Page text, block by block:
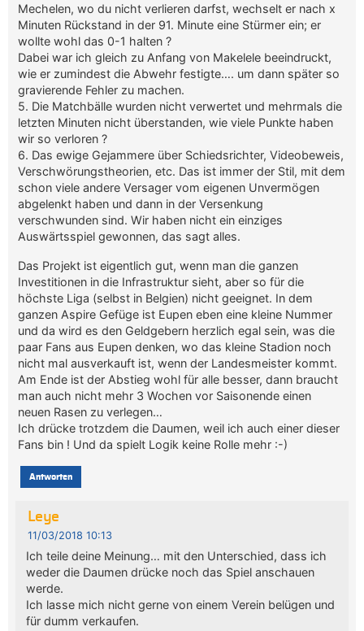
Mechelen, wo du nicht verlieren darfst, wechselt er nach x
Minuten Rückstand in der 91. Minute eine Stürmer ein; er
wollte wohl das 0-1 halten ?
Dabei war ich gleich zu Anfang von Makelele beeindruckt,
wie er zumindest die Abwehr festigte…. um dann später so
gravierende Fehler zu machen.
5. Die Matchbälle wurden nicht verwertet und mehrmals die
letzten Minuten nicht überstanden, wie viele Punkte haben
wir so verloren ?
6. Das ewige Gejammere über Schiedsrichter, Videobeweis,
Verschwörungstheorien, etc. Das ist immer der Stil, mit dem
schon viele andere Versager vom eigenen Unvermögen
abgelenkt haben und dann in der Versenkung
verschwunden sind. Wir haben nicht ein einziges
Auswärtsspiel gewonnen, das sagt alles.
Das Projekt ist eigentlich gut, wenn man die ganzen
Investitionen in die Infrastruktur sieht, aber so für die
höchste Liga (selbst in Belgien) nicht geeignet. In dem
ganzen Aspire Gefüge ist Eupen eben eine kleine Nummer
und da wird es den Geldgebern herzlich egal sein, was die
paar Fans aus Eupen denken, wo das kleine Stadion noch
nicht mal ausverkauft ist, wenn der Landesmeister kommt.
Am Ende ist der Abstieg wohl für alle besser, dann braucht
man auch nicht mehr 3 Wochen vor Saisonende einen
neuen Rasen zu verlegen…
Ich drücke trotzdem die Daumen, weil ich auch einer dieser
Fans bin ! Und da spielt Logik keine Rolle mehr :-)
Antworten
Leye
11/03/2018 10:13
Ich teile deine Meinung… mit den Unterschied, dass ich
weder die Daumen drücke noch das Spiel anschauen
werde.
Ich lasse mich nicht gerne von einem Verein belügen und
für dumm verkaufen.